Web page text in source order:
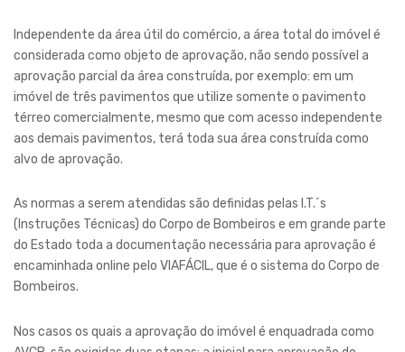
Independente da área útil do comércio, a área total do imóvel é
considerada como objeto de aprovação, não sendo possível a
aprovação parcial da área construída, por exemplo: em um
imóvel de três pavimentos que utilize somente o pavimento
térreo comercialmente, mesmo que com acesso independente
aos demais pavimentos, terá toda sua área construída como
alvo de aprovação.
As normas a serem atendidas são definidas pelas I.T.´s
(Instruções Técnicas) do Corpo de Bombeiros e em grande parte
do Estado toda a documentação necessária para aprovação é
encaminhada online pelo VIAFÁCIL, que é o sistema do Corpo de
Bombeiros.
Nos casos os quais a aprovação do imóvel é enquadrada como